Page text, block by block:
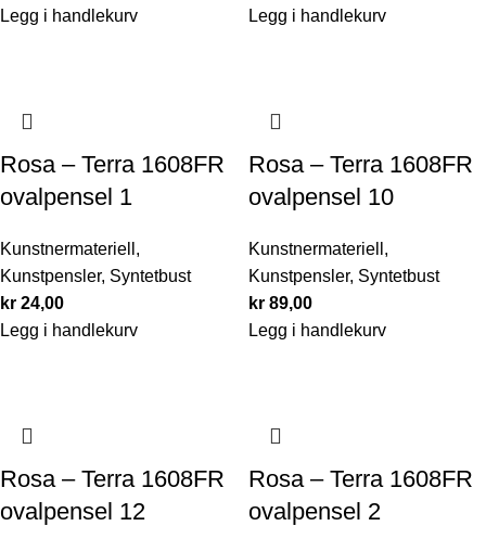
Legg i handlekurv Legg i handlekurv
Rosa – Terra 1608FR
ovalpensel 1
Kunstnermateriell ,
Kunstpensler, Syntetbust
kr 24,00
Legg i handlekurv
Rosa – Terra 1608FR
ovalpensel 10
Kunstnermateriell ,
Kunstpensler, Syntetbust
kr 89,00
Legg i handlekurv
Rosa – Terra 1608FR
ovalpensel 12
Rosa – Terra 1608FR
ovalpensel 2